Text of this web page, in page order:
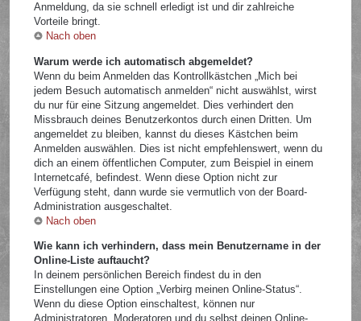
Anmeldung, da sie schnell erledigt ist und dir zahlreiche
Vorteile bringt.
Nach oben
Warum werde ich automatisch abgemeldet?
Wenn du beim Anmelden das Kontrollkästchen „Mich bei
jedem Besuch automatisch anmelden“ nicht auswählst, wirst
du nur für eine Sitzung angemeldet. Dies verhindert den
Missbrauch deines Benutzerkontos durch einen Dritten. Um
angemeldet zu bleiben, kannst du dieses Kästchen beim
Anmelden auswählen. Dies ist nicht empfehlenswert, wenn du
dich an einem öffentlichen Computer, zum Beispiel in einem
Internetcafé, befindest. Wenn diese Option nicht zur
Verfügung steht, dann wurde sie vermutlich von der Board-
Administration ausgeschaltet.
Nach oben
Wie kann ich verhindern, dass mein Benutzername in der
Online-Liste auftaucht?
In deinem persönlichen Bereich findest du in den
Einstellungen eine Option „Verbirg meinen Online-Status“.
Wenn du diese Option einschaltest, können nur
Administratoren, Moderatoren und du selbst deinen Online-